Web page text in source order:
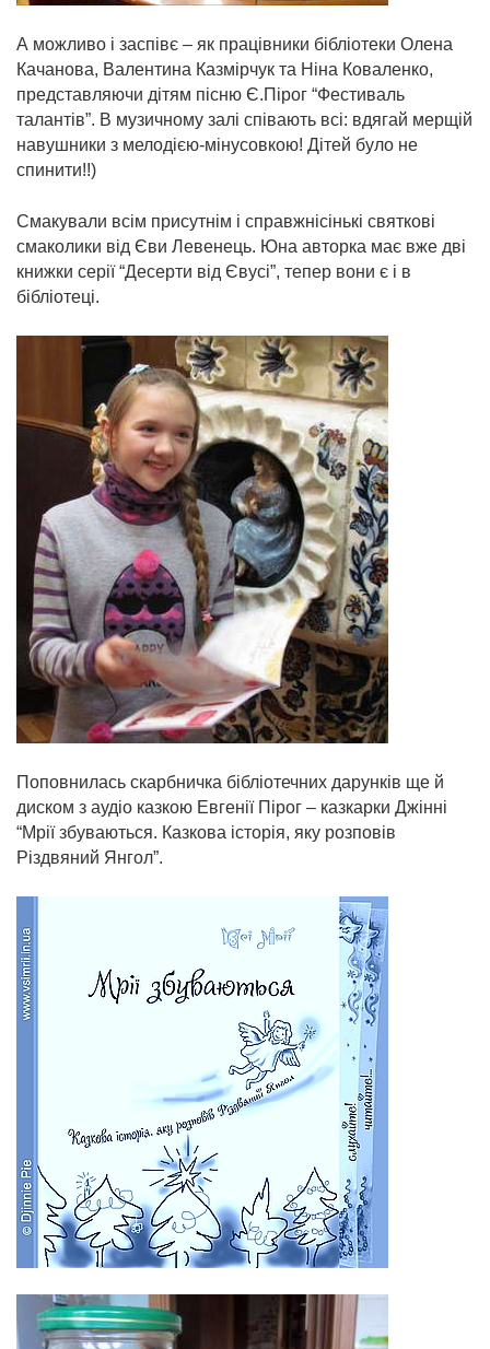
А можливо і заспівє – як працівники бібліотеки Олена
Качанова, Валентина Казмірчук та Ніна Коваленко,
представляючи дітям пісню Є.Пірог “Фестиваль
талантів”. В музичному залі співають всі: вдягай мерщій
навушники з мелодією-мінусовкою! Дітей було не
спинити!!)
Смакували всім присутнім і справжнісінькі святкові
смаколики від Єви Левенець. Юна авторка має вже дві
книжки серії “Десерти від Євусі”, тепер вони є і в
бібліотеці.
Поповнилась скарбничка бібліотечних дарунків ще й
диском з аудіо казкою Евгенії Пірог – казкарки Джінні
“Мрії збуваються. Казкова історія, яку розповів
Різдвяний Янгол”.